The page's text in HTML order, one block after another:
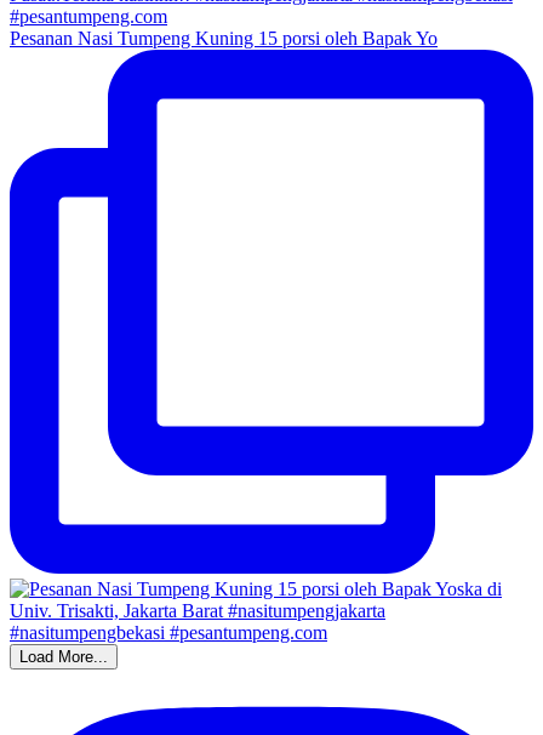
Pesanan Nasi Tumpeng Kuning 15 porsi oleh Bapak Yo
Load More...